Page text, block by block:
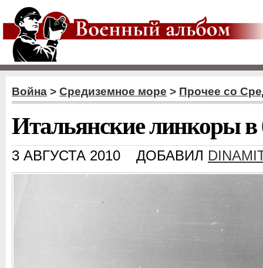
Война > Средиземное море > Прочее со
Итальянские линкоры
3 АВГУСТА 2010 ДОБАВИЛ